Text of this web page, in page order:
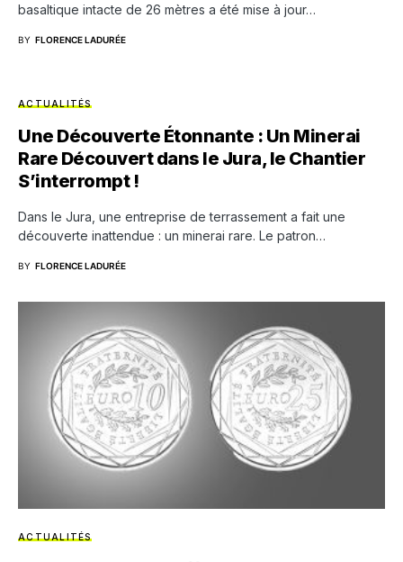
basaltique intacte de 26 mètres a été mise à jour…
BY FLORENCE LADURÉE
ACTUALITÉS
Une Découverte Étonnante : Un Minerai
Rare Découvert dans le Jura, le Chantier
S’interrompt !
Dans le Jura, une entreprise de terrassement a fait une
découverte inattendue : un minerai rare. Le patron…
BY FLORENCE LADURÉE
ACTUALITÉS